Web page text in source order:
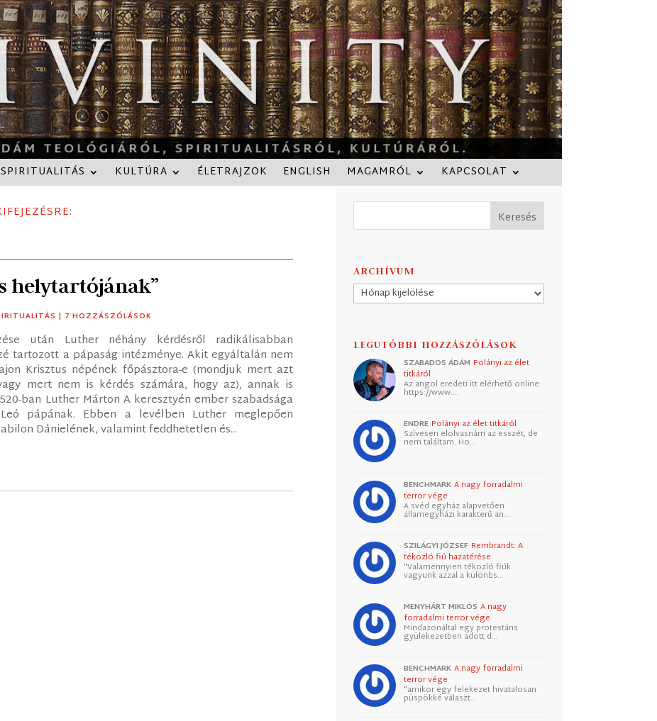
SPIRITUALITÁS KULTÚRA ÉLETRAJZOK ENGLISH MAGAMRÓL KAPCSOLAT
helytartójának”
| 7 HOZZÁSZÓLÁSOK
után Luther néhány kérdésről radikálisabban
tartozott a pápaság intézménye. Akit egyáltalán nem
Krisztus népének főpásztora-e (mondjuk mert azt
mert nem is kérdés számára, hogy az), annak is
ban Luther Márton A keresztyén ember szabadsága
pápának. Ebben a levélben Luther meglepően
Dánielének, valamint feddhetetlen és...
ARCHÍVUM
Archívum
LEGUTÓBBI HOZZÁSZÓLÁSOK
SZABADOS ÁDÁM Polányi az élet
titkáról
Az angol eredeti itt elérhető online:
https://www.…
ENDRE Polányi az élet titkáról
Szívesen elolvasnám az esszét, de
nem találtam. Ho…
BENCHMARK A nagy forradalmi
terror vége
A svéd egyház alapvetően
államegyházi karakterű an…
SZILÁGYI JÓZSEF Rembrandt: A
tékozló fiú hazatérése
"Valamennyien tékozló fiúk
vagyunk azzal a különbs…
MENYHÁRT MIKLÓS A nagy
forradalmi terror vége
Mindazonáltal egy protestáns
gyülekezetben adott d…
BENCHMARK A nagy forradalmi
terror vége
"amikor egy felekezet hivatalosan
püspökké választ…